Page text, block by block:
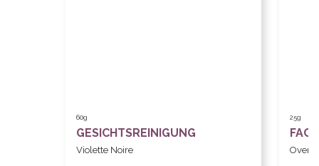
60g
GESICHTSREINIGUNG
Violette Noire
25g